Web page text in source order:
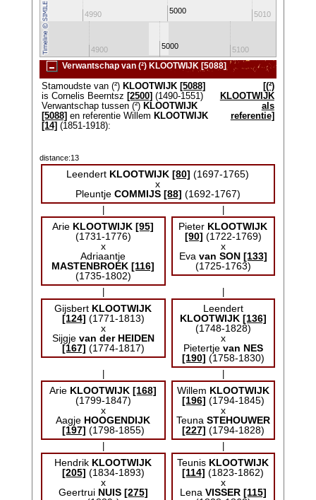
4990 5000 5010
4900 5000 5100
Verwantschap van (²) KLOOTWIJK [5088]
Stamoudste van (²) KLOOTWIJK [5088]
is Cornelis Beerntsz [2500] (1490-1551)
Verwantschap tussen (²) KLOOTWIJK
[5088] en referentie Willem KLOOTWIJK
[14] (1851-1918):
[(²)
KLOOTWIJK
als
referentie]
distance:13
Leendert KLOOTWIJK [80] (1697-1765)
x
Pleuntje COMMIJS [88] (1692-1767)
Arie KLOOTWIJK [95]
(1731-1776)
x
Adriaantje
MASTENBROEK [116]
(1735-1802)
Pieter KLOOTWIJK
[90] (1722-1769)
x
Eva van SON [133]
(1725-1763)
Gijsbert KLOOTWIJK
[124] (1771-1813)
x
Sijgje van der HEIDEN
[167] (1774-1817)
Leendert
KLOOTWIJK [136]
(1748-1828)
x
Pietertje van NES
[190] (1758-1830)
Arie KLOOTWIJK [168]
(1799-1847)
x
Aagje HOOGENDIJK
[197] (1798-1855)
Willem KLOOTWIJK
[196] (1794-1845)
x
Teuna STEHOUWER
[227] (1794-1828)
Hendrik KLOOTWIJK
[205] (1834-1893)
x
Geertrui NUIS [275]
Teunis KLOOTWIJK
[114] (1823-1862)
x
Lena VISSER [115]